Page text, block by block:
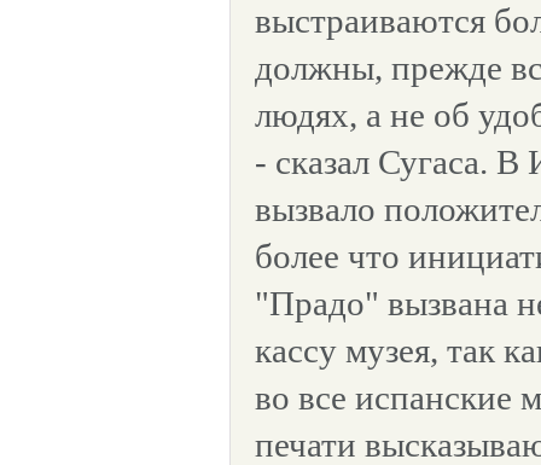
выстраиваются
должны, прежде
людях, а не об
- сказал Сугаса. В
вызвало
более что
"Прадо" вызвана
кассу музея, так
во все испанские
печати